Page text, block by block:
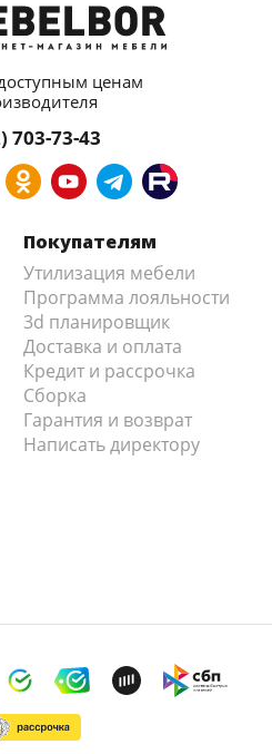
ценам
703-73-43
Покупателям
Утилизация мебели
Программа лояльности
3d планировщик
Доставка и оплата
Кредит и рассрочка
Сборка
Гарантия и возврат
Написать директору